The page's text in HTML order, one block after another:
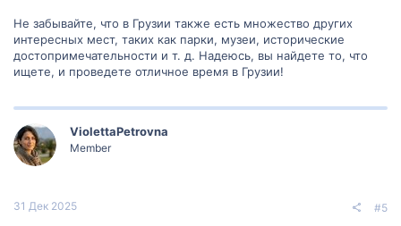
Не забывайте, что в Грузии также есть множество других
интересных мест, таких как парки, музеи, исторические
достопримечательности и т. д. Надеюсь, вы найдете то, что
ищете, и проведете отличное время в Грузии!
ViolettaPetrovna
Member
31 Дек 2025 #5